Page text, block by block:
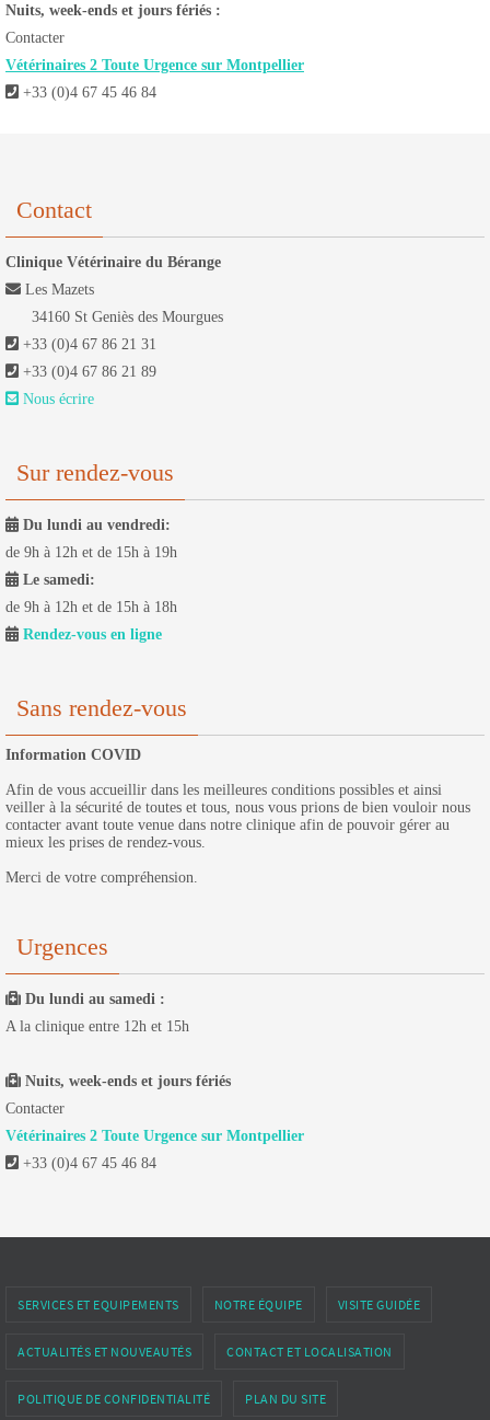
Nuits, week-ends et jours fériés :
Contacter
Vétérinaires 2 Toute Urgence sur Montpellier
+33 (0)4 67 45 46 84
Contact
Clinique Vétérinaire du Bérange
Les Mazets
34160 St Geniès des Mourgues
+33 (0)4 67 86 21 31
+33 (0)4 67 86 21 89
Nous écrire
Sur rendez-vous
Du lundi au vendredi:
de 9h à 12h et de 15h à 19h
Le samedi:
de 9h à 12h et de 15h à 18h
Rendez-vous en ligne
Sans rendez-vous
Information COVID
Afin de vous accueillir dans les meilleures conditions possibles et ainsi
veiller à la sécurité de toutes et tous, nous vous prions de bien vouloir nous
contacter avant toute venue dans notre clinique afin de pouvoir gérer au
mieux les prises de rendez-vous.
Merci de votre compréhension.
Urgences
Du lundi au samedi :
A la clinique entre 12h et 15h
Nuits, week-ends et jours fériés
Contacter
Vétérinaires 2 Toute Urgence sur Montpellier
+33 (0)4 67 45 46 84
SERVICES ET EQUIPEMENTS NOTRE ÉQUIPE VISITE GUIDÉE
ACTUALITÉS ET NOUVEAUTÉS CONTACT ET LOCALISATION
POLITIQUE DE CONFIDENTIALITÉ PLAN DU SITE